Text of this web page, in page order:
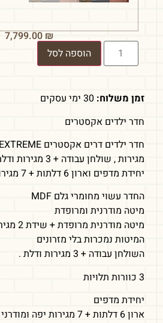
₪
7,799.00
הוספה לסל
זמן משלוח:
חדר ילדים אקסטרים
יחידת מדפים וארון 6 דלתות + 7 מגירות
החדר עשוי מחומרי גלם MDF
מיטה מודרנית ומרופדת
מיטה מודרנית מרופדת + שידת 2 מגירות
המיטות נמכרות בלי מזרונים
השולחן עבודה + 3 מגירות ודלת .
3 כוורות תלויות
יחידת מדפים
ארון 6 דלתות + 7 מגירות יפה ומודרני בשילוב שני צבעים